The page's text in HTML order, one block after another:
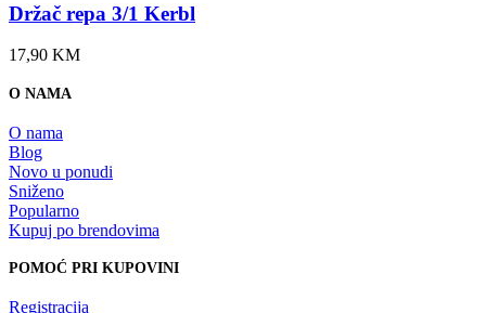
Držač repa 3/1 Kerbl
17,90 KM
O NAMA
O nama
Blog
Novo u ponudi
Sniženo
Popularno
Kupuj po brendovima
POMOĆ PRI KUPOVINI
Registracija